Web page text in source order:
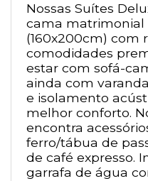
Nossas Suítes
cama matrimonial
(160x200cm) com
comodidades
estar com sofá-
ainda com
e isolamento
melhor conforto.
encontra
ferro/tábua de
de café expresso.
garrafa de água